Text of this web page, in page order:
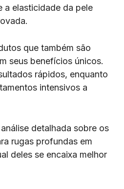
a elasticidade da pele
que também são
seus benefícios únicos.
rápidos, enquanto
intensivos a
detalhada sobre os
rugas profundas em
deles se encaixa melhor